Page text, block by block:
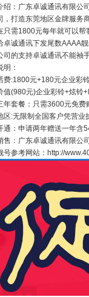
绍：广东卓诚通讯有限公
，打造东莞地区金牌服务
只需1800元每年就可以
卓诚通讯下发尾数AAAA
司的支持卓诚通讯不能袖
明：
费:1800元+180元企业彩
值(980元)企业彩铃+炫铃
年套餐：只需3600元免
区:无限制全国客户凭营
通：申请两年赠送一年含
售：广东卓诚通讯有限公
号参考网站：http://